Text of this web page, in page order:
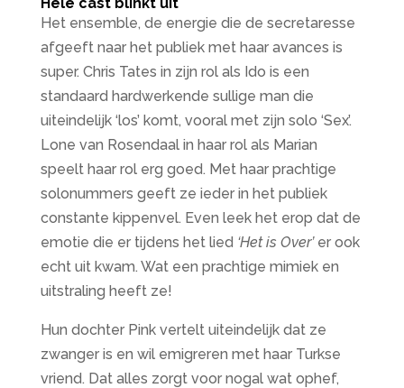
Het ensemble, de energie die de secretaresse
afgeeft naar het publiek met haar avances is
super. Chris Tates in zijn rol als Ido is een
standaard hardwerkende sullige man die
uiteindelijk ‘los’ komt, vooral met zijn solo ‘Sex’.
Lone van Rosendaal in haar rol als Marian
speelt haar rol erg goed. Met haar prachtige
solonummers geeft ze ieder in het publiek
constante kippenvel. Even leek het erop dat de
emotie die er tijdens het lied ‘Het is Over’er ook
echt uit kwam. Wat een prachtige mimiek en
uitstraling heeft ze!
Hun dochter Pink vertelt uiteindelijk dat ze
zwanger is en wil emigreren met haar Turkse
vriend. Dat alles zorgt voor nogal wat ophef,